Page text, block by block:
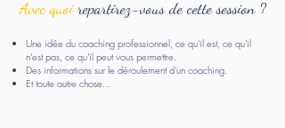
Avec quoirepartirez-vous de cette session ?
Une idée du coaching professionnel, ce qu'il est, ce qu'il
n'est pas, ce qu'il peut vous permettre.
Des informations sur le déroulement d'un coaching.
Et toute autre chose...